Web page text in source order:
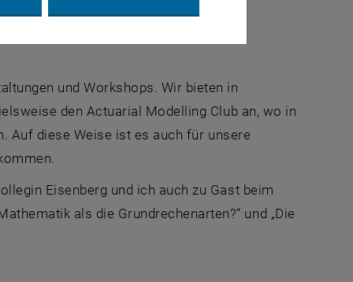
und Workshops. Wir bieten in
den Actuarial Modelling Club an, wo in
Auf diese Weise ist es auch für unsere
Eisenberg und ich auch zu Gast beim
als die Grundrechenarten?“ und „Die